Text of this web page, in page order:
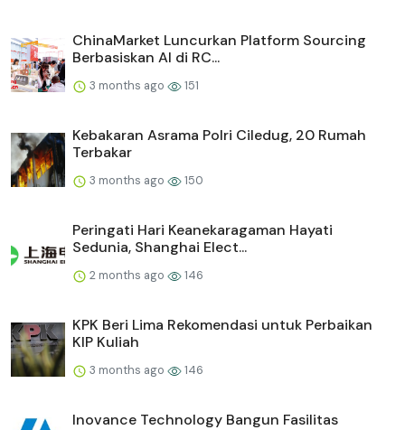
ChinaMarket Luncurkan Platform Sourcing
Berbasiskan AI di RC...
3 months ago 151
Kebakaran Asrama Polri Ciledug, 20 Rumah
Terbakar
3 months ago 150
Peringati Hari Keanekaragaman Hayati
Sedunia, Shanghai Elect...
2 months ago 146
KPK Beri Lima Rekomendasi untuk Perbaikan
KIP Kuliah
3 months ago 146
Inovance Technology Bangun Fasilitas